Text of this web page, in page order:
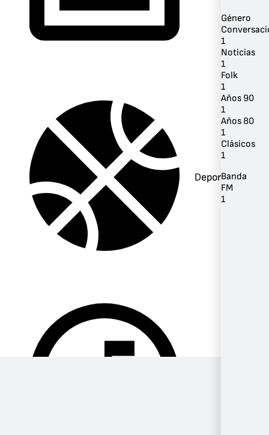
Deportes
Género
1
Noticias
1
Folk
1
Años 90
1
Años 80
1
Clásicos
1
Banda
FM
1